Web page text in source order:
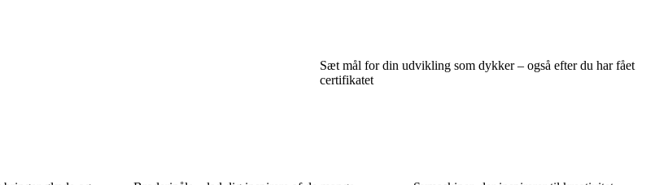
Sæt mål for din udvikling som dykker – også efter du har fået
certifikatet